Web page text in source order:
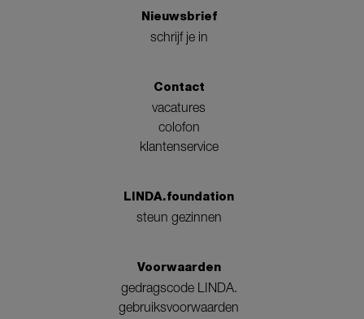
Nieuwsbrief
schrijf je in
Contact
vacatures
colofon
klantenservice
LINDA.foundation
steun gezinnen
Voorwaarden
gedragscode LINDA.
gebruiksvoorwaarden